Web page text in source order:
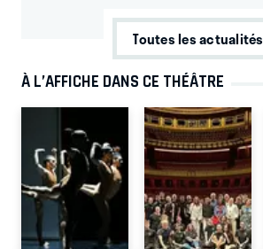
Toutes les actualités
À L’AFFICHE DANS CE THÉÂTRE